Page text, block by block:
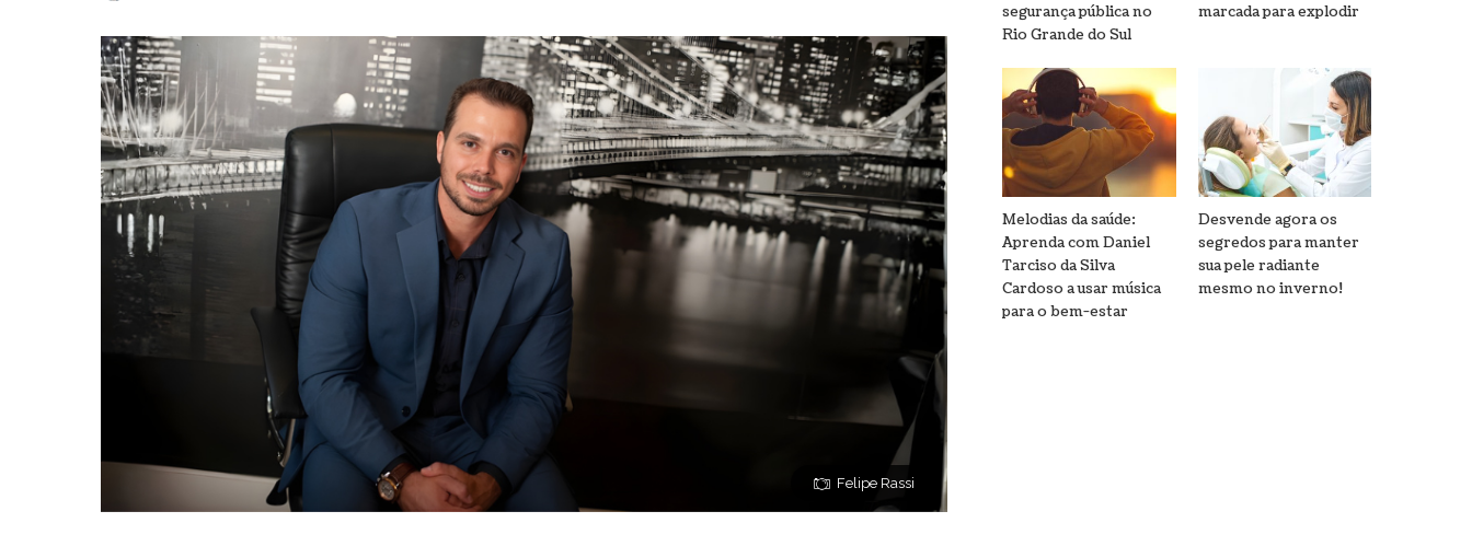
Felipe Rassi
segurança pública no
Rio Grande do Sul
marcada para explodir
Melodias da saúde:
Aprenda com Daniel
Tarciso da Silva
Cardoso a usar música
para o bem-estar
Desvende agora os
segredos para manter
sua pele radiante
mesmo no inverno!